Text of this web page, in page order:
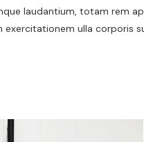
laudantium, totam rem
ulla corporis